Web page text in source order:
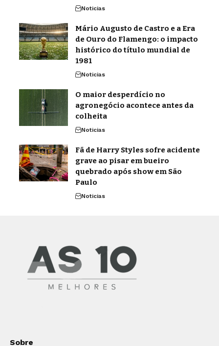
Noticias
Mário Augusto de Castro e a Era
de Ouro do Flamengo: o impacto
histórico do título mundial de
1981
Noticias
O maior desperdício no
agronegócio acontece antes da
colheita
Noticias
Fã de Harry Styles sofre acidente
grave ao pisar em bueiro
quebrado após show em São
Paulo
Noticias
Sobre